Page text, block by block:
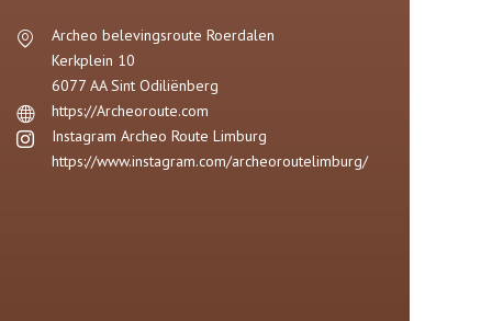
Archeo belevingsroute Roerdalen
Kerkplein 10
6077 AASint Odiliënberg
https://Archeoroute.com
Instagram Archeo Route Limburg
https://www.instagram.com/archeoroutelimburg/